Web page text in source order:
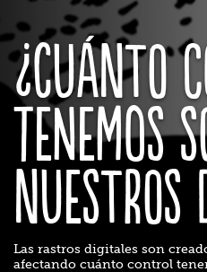
¿Cuánto
tenemos
nuestros
Las rastros digitales son
afectando cuánto control